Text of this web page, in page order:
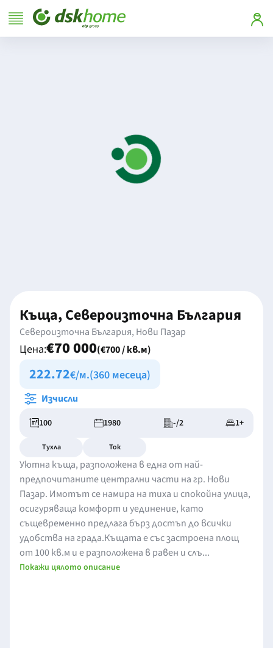
Къща, Североизточна България
Североизточна България, Нови Пазар
Цена:€70 000(€700 / кв.м)
222.72€/м.(360 месеца)
Изчисли
100 1980 -/2 1+
Тухла Ток
Уютна къща, разположена в една от най-
предпочитаните централни части на гр. Нови
Пазар. Имотът се намира на тиха и спокойна улица,
осигуряваща комфорт и уединение, като
същевременно предлага бърз достъп до всички
удобства на града.Къщата е със застроена площ
от 100 кв.м и е разположена в равен и слъ...
Покажи цялото описание